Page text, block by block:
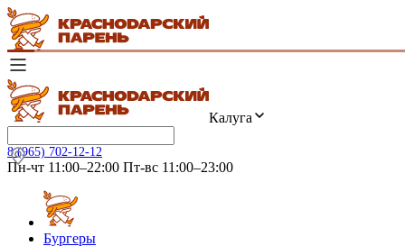
Калуга
8 (965) 702-12-12
Пн-чт 11:00–22:00 Пт-вс 11:00–23:00
Бургеры